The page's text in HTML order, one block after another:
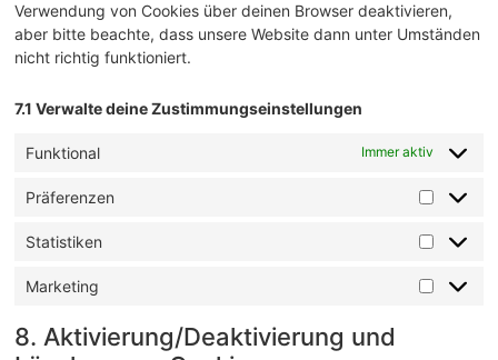
Verwendung von Cookies über deinen Browser deaktivieren,
aber bitte beachte, dass unsere Website dann unter Umständen
nicht richtig funktioniert.
7.1 Verwalte deine Zustimmungseinstellungen
Funktional Immer aktiv
Präferenzen
Statistiken
Marketing
8. Aktivierung/Deaktivierung und